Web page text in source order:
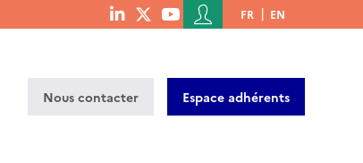
menu
Menu
du
de
l'utilisateur
FR EN
Nous contacter Espace adhérents